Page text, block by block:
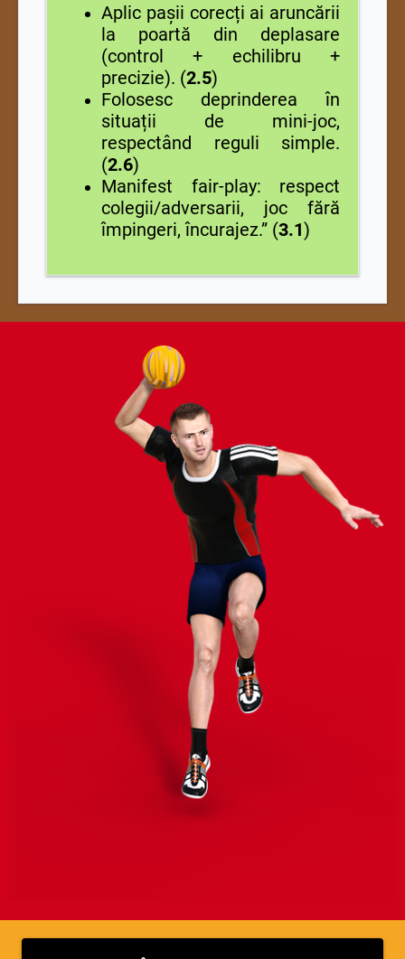
Aplic pașii corecți ai aruncării
la poartă din deplasare
(control + echilibru +
precizie). (2.5)
Folosesc deprinderea în
situații de mini-joc,
respectând reguli simple.
(2.6)
Manifest fair-play: respect
colegii/adversarii, joc fără
împingeri, încurajez.” (3.1)